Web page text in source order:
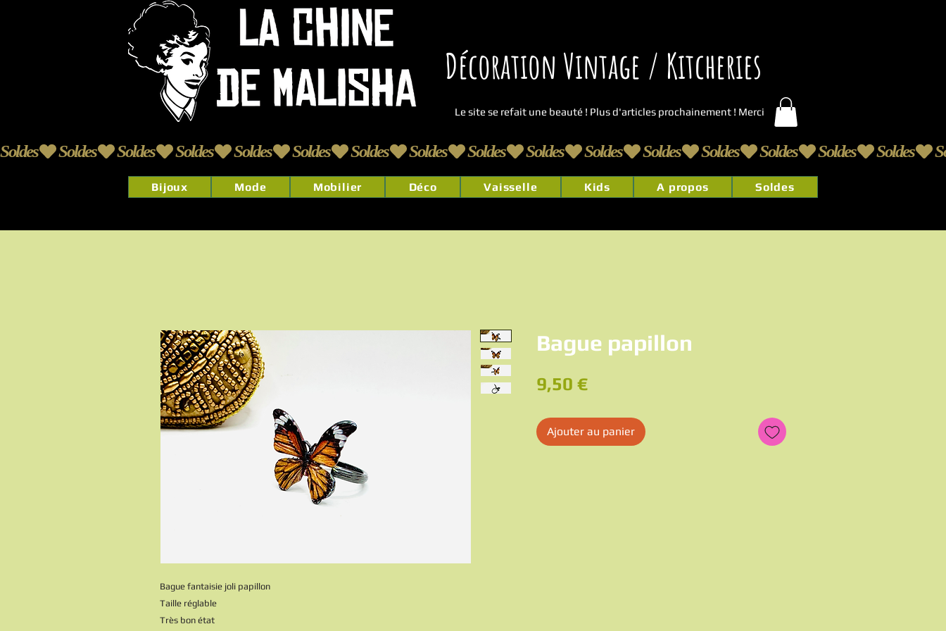
Décoration Vintage / Kitcheries
Le site se refait une beauté ! Plus d'articles prochainement ! Merci
Soldes
Bijoux Mode Mobilier Déco Vaisselle Kids A propos Soldes
Bague fantaisie joli papillon
Taille réglable
Très bon état
Bague papillon
9,50 €Prix
Ajouter au panier